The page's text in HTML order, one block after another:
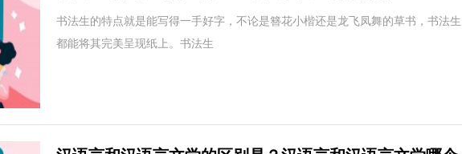
书法生的特点就是能写得一手好字，不论是簪花小楷还是龙飞凤舞的草书，书法生
都能将其完美呈现纸上。书法生